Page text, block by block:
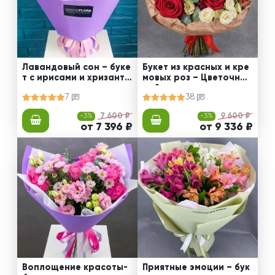
Лавандовый сон – буке
т с ирисами и хризанте
7
-3% 7 600 ₽
от 7 396 ₽
Букет из красных и кре
мовых роз – Цветочный
38
-3% 9 600 ₽
от 9 336 ₽
Воплощение красоты-
Приятные эмоции – бук